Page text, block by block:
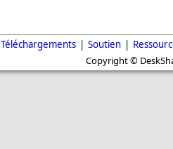
Téléchargements | Soutien |
Copyright ©